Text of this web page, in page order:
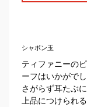
シャボン玉
ティファニーの
ーフはいかがで
さがらず耳たぶ
上品につけられ